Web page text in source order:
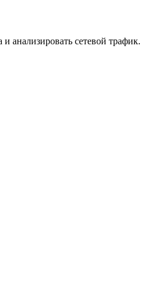
анализировать сетевой трафик.